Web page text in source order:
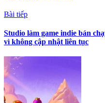
Bài tiếp
Studio làm game indie bán
vì không cập nhật liên tục